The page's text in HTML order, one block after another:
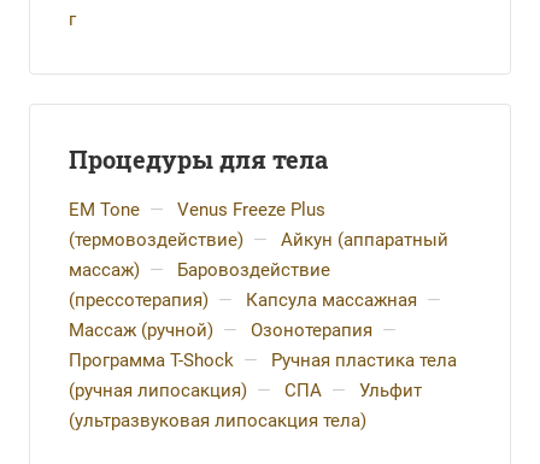
г
Процедуры для тела
EM Tone —
Venus Freeze Plus
(термовоздействие) —
Айкун (аппаратный
массаж) —
Баровоздействие
(прессотерапия) — Капсула массажная —
Массаж (ручной) — Озонотерапия —
Программа T-Shock —
Ручная пластика тела
(ручная липосакция) — СПА —
Ульфит
(ультразвуковая липосакция тела)